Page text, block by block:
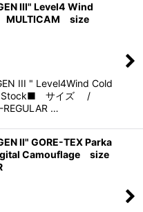
III" Level4 Wind
size
III " Level4Wind Cold
Stock■ サイズ /
…
II" GORE-TEX Parka
Camouflage size